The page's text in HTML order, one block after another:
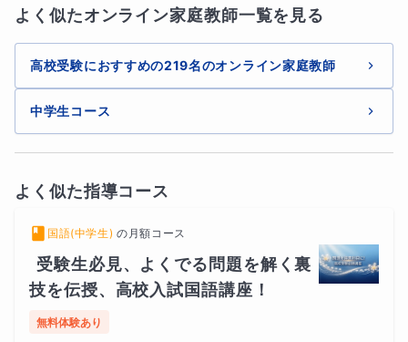
よく似たオンライン家庭教師一覧を見る
高校受験におすすめの219名のオンライン家庭教師
中学生コース
よく似た指導コース
国語(中学生) の 月額コース
受験生必見、よくでる問題を解く裏
技を伝授、高校入試国語講座！
無料体験あり